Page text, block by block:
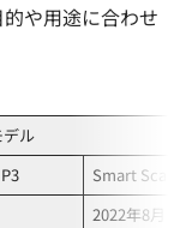
や用途に合わせ
ル
Smart Scale
2022年8月